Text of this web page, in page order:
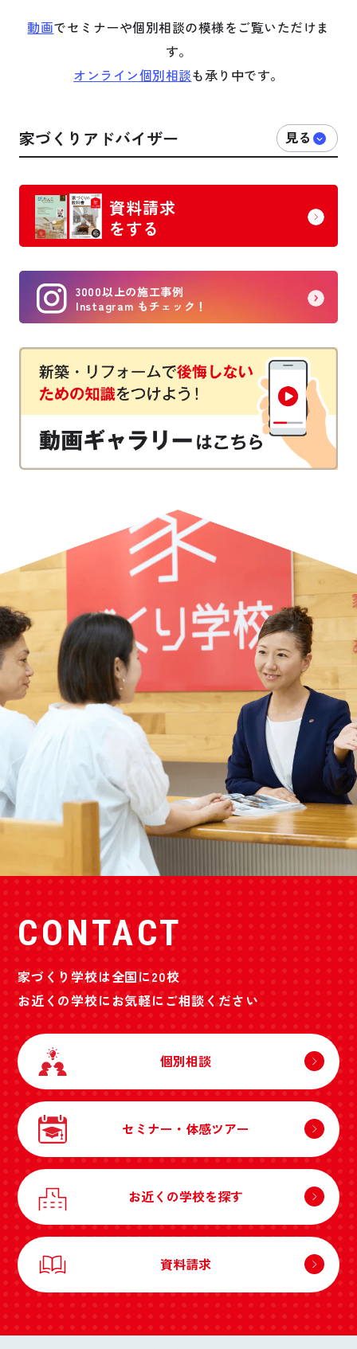
動画でセミナーや個別相談の模様をご覧いただけま
す。
オンライン個別相談も承り中です。
家づくりアドバイザー
資料請求
をする
3000以上の施工事例
Instagram もチェック！
CONTACT
家づくり学校は全国に20校
お近くの学校にお気軽にご相談ください
個別相談
セミナー・体感ツアー
お近くの学校を探す
資料請求